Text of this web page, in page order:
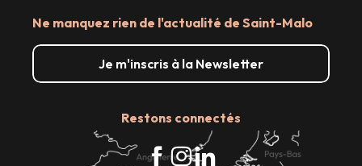
Ne manquez rien de l'actualité de Saint-Malo
Je m'inscris à la Newsletter
Restons connectés